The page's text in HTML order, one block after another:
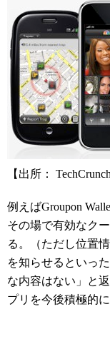
【出所： TechCrunch
例えばGroupon
その場で有効なク
る。（ただし位置
を知らせるといっ
な内容はない」と
プリを今後積極的